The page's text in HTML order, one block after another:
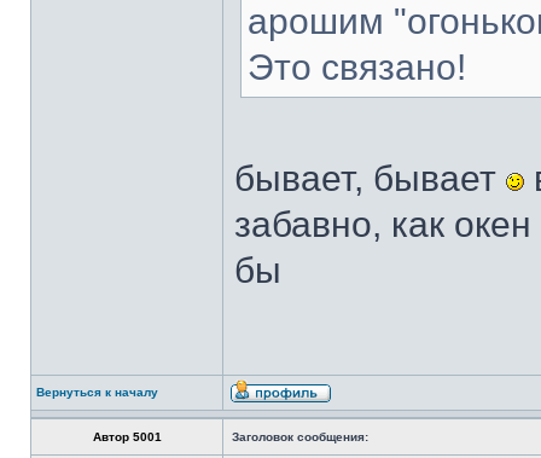
арошим
Это связано!
бывает, бывает
забавно, как
бы
Вернуться к началу
Автор 5001 Заголовок сообщения: